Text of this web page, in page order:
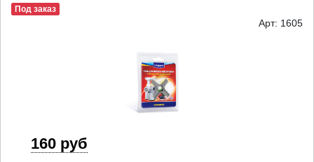
Под заказ
Арт: 1605
160 руб